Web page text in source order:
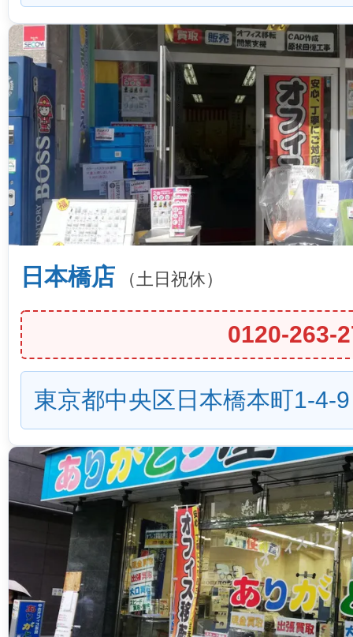
日本橋店 （土日祝休）
0120-263-
東京都中央区日本橋本町1-4-9